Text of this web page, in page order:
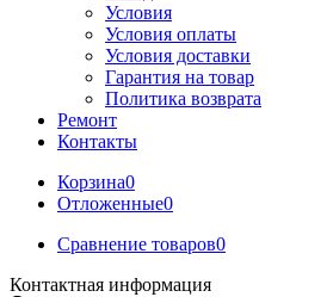
Условия
Условия оплаты
Условия доставки
Гарантия на товар
Политика возврата
Ремонт
Контакты
Корзина0
Отложенные0
Сравнение товаров0
Контактная информация